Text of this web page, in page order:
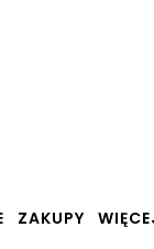
ZAKUPY